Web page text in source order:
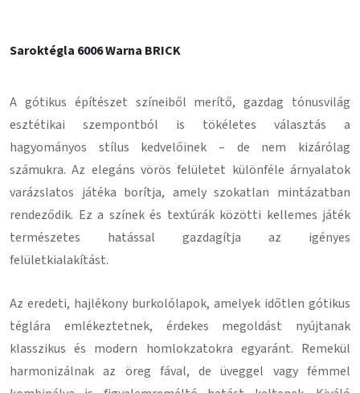
Saroktégla 6006 Warna BRICK
A gótikus építészet színeiből merítő, gazdag tónusvilág
esztétikai szempontból is tökéletes választás a
hagyományos stílus kedvelőinek – de nem kizárólag
számukra. Az elegáns vörös felületet különféle árnyalatok
varázslatos játéka borítja, amely szokatlan mintázatban
rendeződik. Ez a színek és textúrák közötti kellemes játék
természetes hatással gazdagítja az igényes
felületkialakítást.
Az eredeti, hajlékony burkolólapok, amelyek időtlen gótikus
téglára emlékeztetnek, érdekes megoldást nyújtanak
klasszikus és modern homlokzatokra egyaránt. Remekül
harmonizálnak az öreg fával, de üveggel vagy fémmel